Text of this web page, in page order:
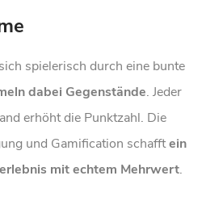
spielerisch durch eine bunte
dabei Gegenstände. Jeder
erhöht die Punktzahl. Die
und Gamification schafftein
mitechtem Mehrwert.